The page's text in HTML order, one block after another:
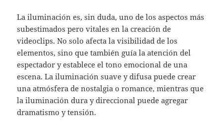
La iluminación es, sin duda, uno de los aspectos más
subestimados pero vitales en la creación de
videoclips. No solo afecta la visibilidad de los
elementos, sino que también guía la atención del
espectador y establece el tono emocional de una
escena. La iluminación suave y difusa puede crear
una atmósfera de nostalgia o romance, mientras que
la iluminación dura y direccional puede agregar
dramatismo y tensión.